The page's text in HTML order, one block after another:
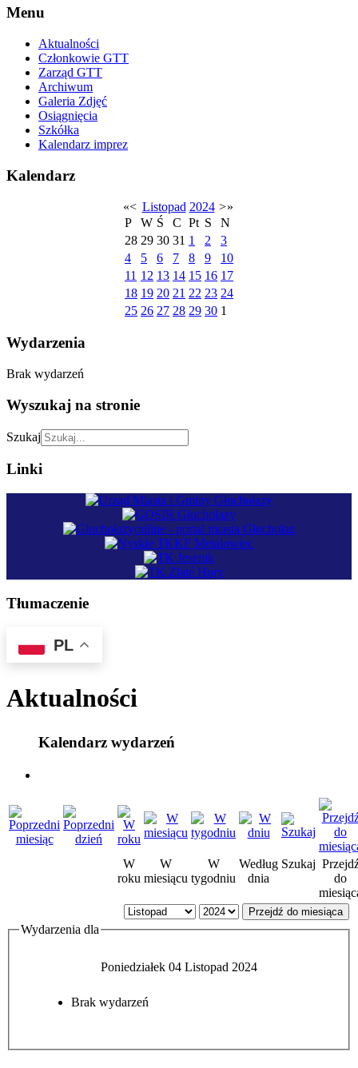
Menu
Aktualności
Członkowie GTT
Zarząd GTT
Archiwum
Galeria Zdjęć
Osiągnięcia
Szkółka
Kalendarz imprez
Kalendarz
«< Listopad 2024 >»
P
W Ś C Pt S
N
28 29 30 31 1 2
3
4
5 6 7 8 9
10
11 12 13 14 15 16 17
18 19 20 21 22 23 24
25 26 27 28 29 30 1
Wydarzenia
Brak wydarzeń
Wyszukaj na stronie
Szukaj
Linki
Tłumaczenie
PL
Aktualności
Kalendarz wydarzeń
W
roku
W
miesiącu
W
tygodniu
Według
dnia
Szukaj
do
Przejdź do miesiąca
Wydarzenia dla
Poniedziałek 04 Listopad 2024
Brak wydarzeń